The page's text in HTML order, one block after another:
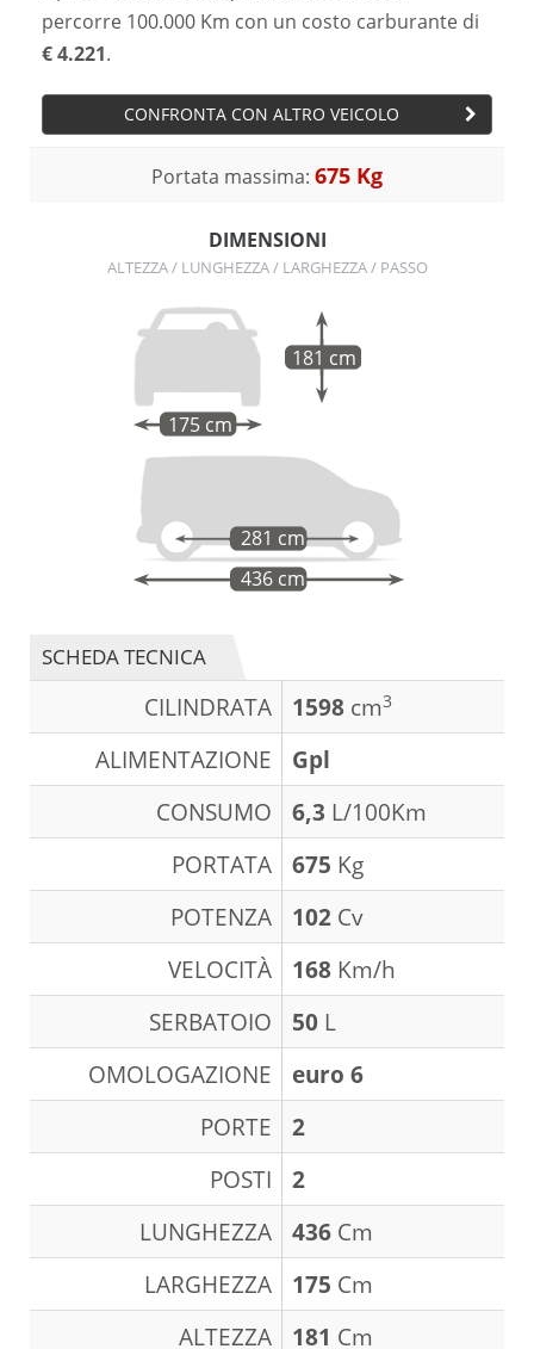
percorre 100.000 Km con un costo carburante di
€ 4.221.
CONFRONTA CON ALTRO VEICOLO
Portata massima: 675 Kg
DIMENSIONI
ALTEZZA / LUNGHEZZA / LARGHEZZA / PASSO
175 cm
181 cm
436 cm
281 cm
SCHEDA TECNICA
CILINDRATA 1598 cm3
ALIMENTAZIONE
Gpl
CONSUMO
6,3 L/100Km
PORTATA
675 Kg
POTENZA
102 Cv
VELOCITÀ
168 Km/h
SERBATOIO
50 L
OMOLOGAZIONE
euro 6
PORTE
2
POSTI
2
LUNGHEZZA
436 Cm
LARGHEZZA
175 Cm
ALTEZZA
181 Cm